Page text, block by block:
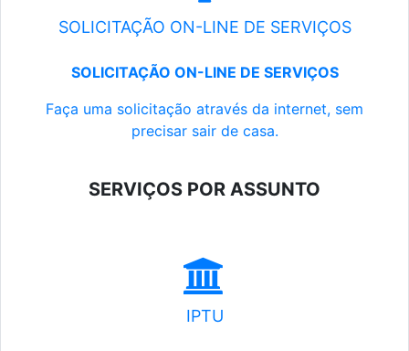
SOLICITAÇÃO ON-LINE DE SERVIÇOS
SOLICITAÇÃO ON-LINE DE SERVIÇOS
Faça uma solicitação através da internet, sem
precisar sair de casa.
SERVIÇOS POR ASSUNTO
IPTU